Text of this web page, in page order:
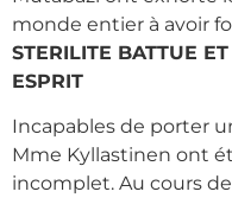
monde entier à avoir
STERILITE BATTUE
ESPRIT
Incapables de porter
Mme Kyllastinen ont
incomplet. Au cours